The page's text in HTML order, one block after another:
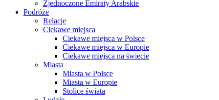
Zjednoczone Emiraty Arabskie
Podróże
Relacje
Ciekawe miejsca
Ciekawe miejsca w Polsce
Ciekawe miejsca w Europie
Ciekawe miejsca na świecie
Miasta
Miasta w Polsce
Miasta w Europie
Stolice świata